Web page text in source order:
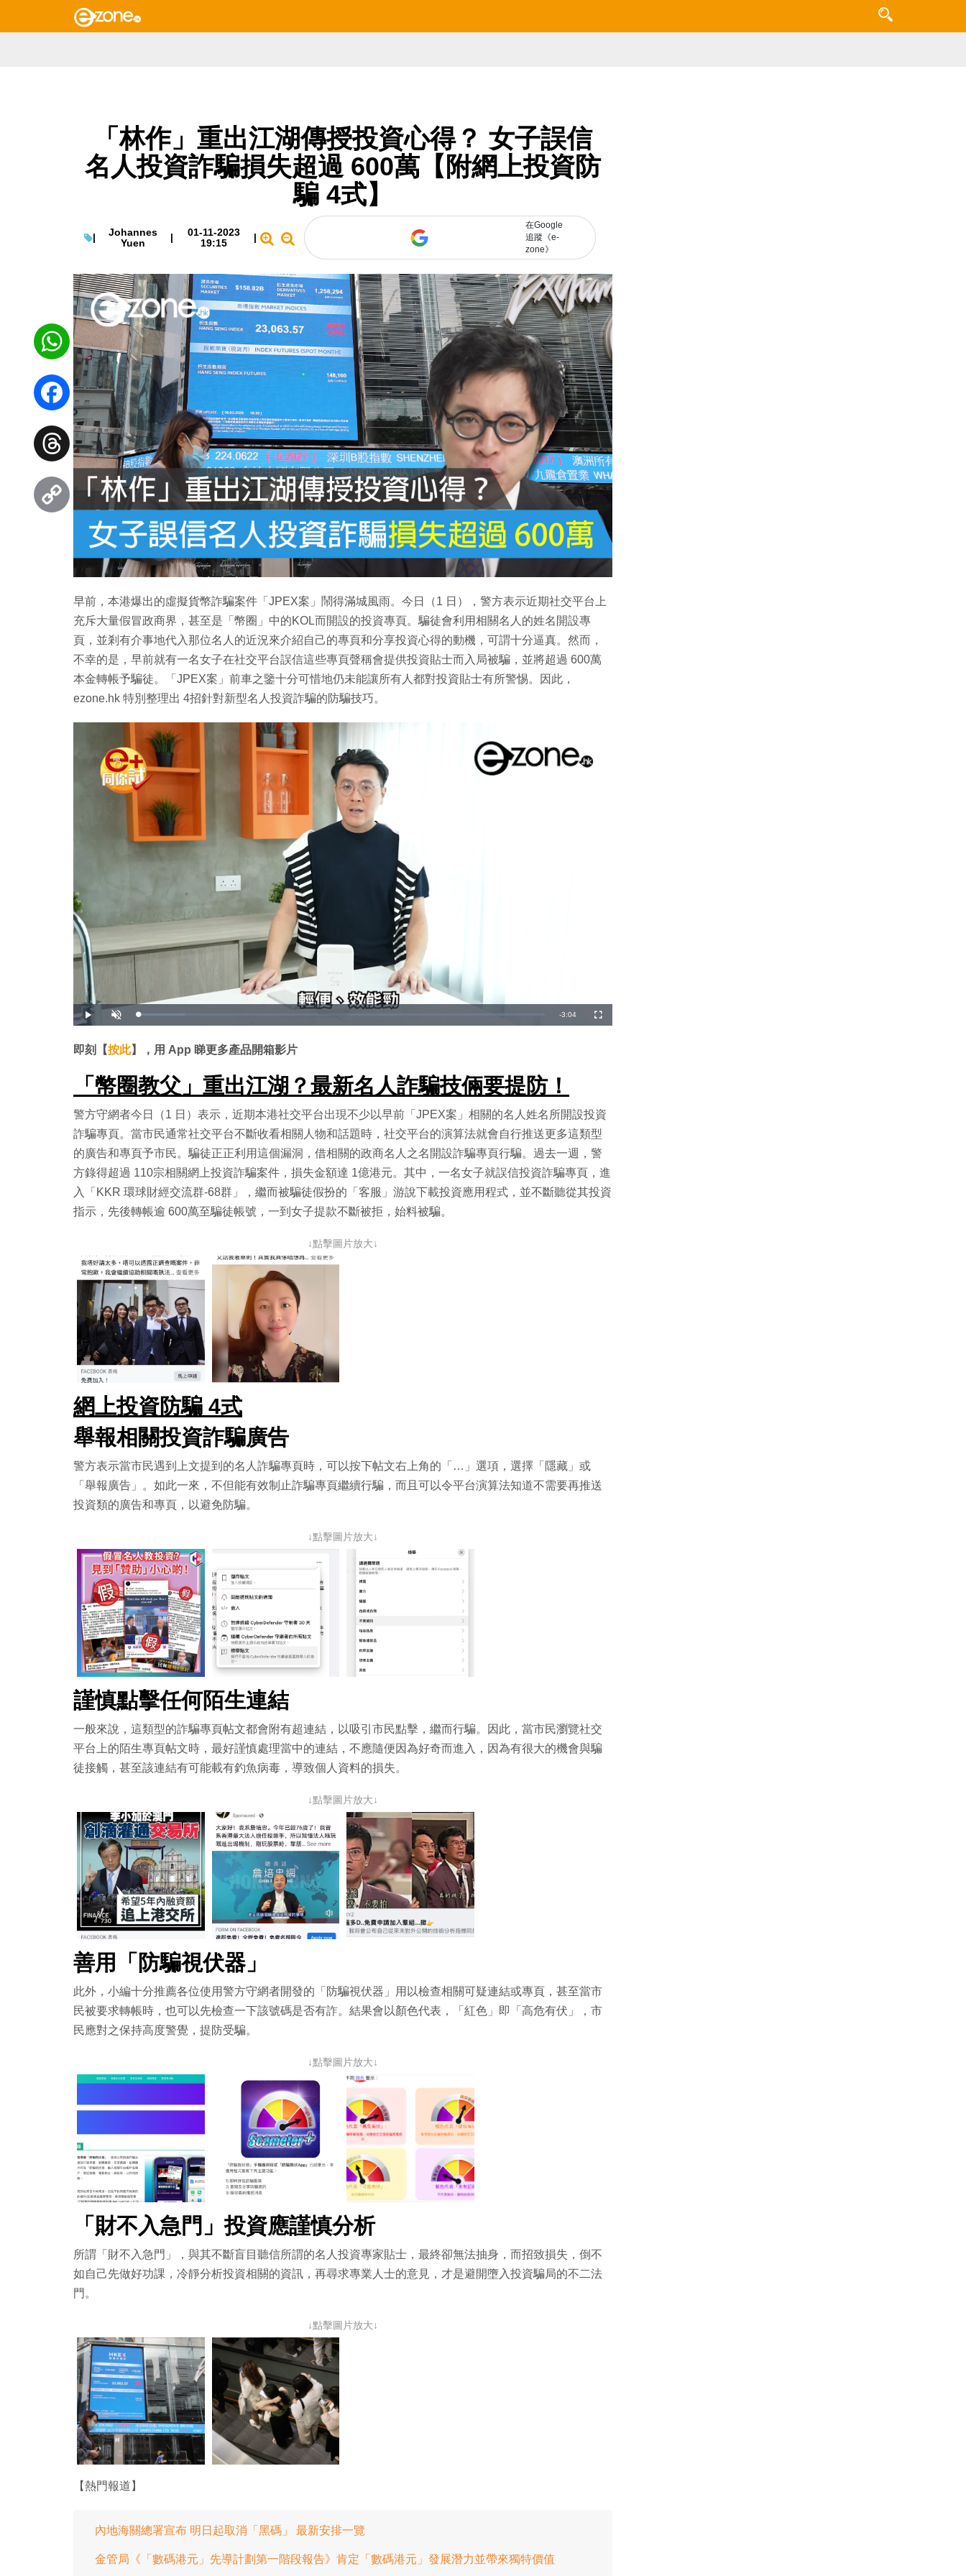
「林作」重出江湖傳授投資心得？ 女子誤信
名人投資詐騙損失超過 600萬【附網上投資防
騙 4式】
|
Johannes
Yuen
|
01-11-2023
19:15
|
在Google
追蹤《e-
zone》
早前，本港爆出的虛擬貨幣詐騙案件「JPEX案」鬧得滿城風雨。今日（1 日），警方表示近期社交平台上
充斥大量假冒政商界，甚至是「幣圈」中的KOL而開設的投資專頁。騙徒會利用相關名人的姓名開設專
頁，並剎有介事地代入那位名人的近況來介紹自己的專頁和分享投資心得的動機，可謂十分逼真。然而，
不幸的是，早前就有一名女子在社交平台誤信這些專頁聲稱會提供投資貼士而入局被騙，並將超過 600萬
本金轉帳予騙徒。「JPEX案」前車之鑒十分可惜地仍未能讓所有人都對投資貼士有所警惕。因此，
ezone.hk 特別整理出 4招針對新型名人投資詐騙的防騙技巧。
播
放
開
啟
載
入
:
1
6
1
%
剩
間
-3:04
全
螢
即刻【按此】，用 App 睇更多產品開箱影片
「幣圈教父」重出江湖？最新名人詐騙技倆要提防！
警方守網者今日（1 日）表示，近期本港社交平台出現不少以早前「JPEX案」相關的名人姓名所開設投資
詐騙專頁。當市民通常社交平台不斷收看相關人物和話題時，社交平台的演算法就會自行推送更多這類型
的廣告和專頁予市民。騙徒正正利用這個漏洞，借相關的政商名人之名開設詐騙專頁行騙。過去一週，警
方錄得超過 110宗相關網上投資詐騙案件，損失金額達 1億港元。其中，一名女子就誤信投資詐騙專頁，進
入「KKR 環球財經交流群-68群」，繼而被騙徒假扮的「客服」游說下載投資應用程式，並不斷聽從其投資
指示，先後轉帳逾 600萬至騙徒帳號，一到女子提款不斷被拒，始料被騙。
↓點擊圖片放大↓
網上投資防騙 4式
舉報相關投資詐騙廣告
警方表示當市民遇到上文提到的名人詐騙專頁時，可以按下帖文右上角的「…」選項，選擇「隱藏」或
「舉報廣告」。如此一來，不但能有效制止詐騙專頁繼續行騙，而且可以令平台演算法知道不需要再推送
投資類的廣告和專頁，以避免防騙。
↓點擊圖片放大↓
謹慎點擊任何陌生連結
一般來說，這類型的詐騙專頁帖文都會附有超連結，以吸引市民點擊，繼而行騙。因此，當市民瀏覽社交
平台上的陌生專頁帖文時，最好謹慎處理當中的連結，不應隨便因為好奇而進入，因為有很大的機會與騙
徒接觸，甚至該連結有可能載有釣魚病毒，導致個人資料的損失。
↓點擊圖片放大↓
善用「防騙視伏器」
此外，小編十分推薦各位使用警方守網者開發的「防騙視伏器」用以檢查相關可疑連結或專頁，甚至當市
民被要求轉帳時，也可以先檢查一下該號碼是否有詐。結果會以顏色代表，「紅色」即「高危有伏」，市
民應對之保持高度警覺，提防受騙。
↓點擊圖片放大↓
「財不入急門」投資應謹慎分析
所謂「財不入急門」，與其不斷盲目聽信所謂的名人投資專家貼士，最終卻無法抽身，而招致損失，倒不
如自己先做好功課，冷靜分析投資相關的資訊，再尋求專業人士的意見，才是避開墮入投資騙局的不二法
門。
↓點擊圖片放大↓
【熱門報道】
內地海關總署宣布 明日起取消「黑碼」 最新安排一覽
金管局《「數碼港元」先導計劃第一階段報告》肯定「數碼港元」發展潛力並帶來獨特價值
WhatsApp
Facebook
Threads
Link